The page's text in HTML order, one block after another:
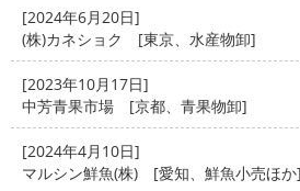
[2024年6月20日]
(株)カネショク [東京、水産物卸]
[2023年10月17日]
中芳青果市場 [京都、青果物卸]
[2024年4月10日]
マルシン鮮魚(株) [愛知、鮮魚小売ほか]